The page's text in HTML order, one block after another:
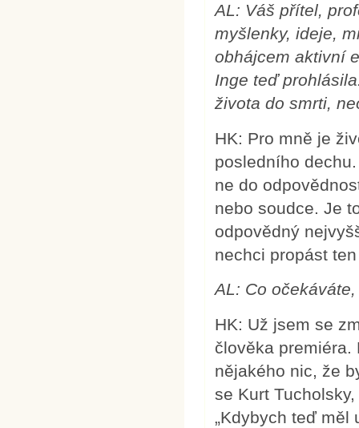
AL: Váš přítel,
myšlenky, ideje,
obhájcem aktivní
Inge teď
života do smrti,
HK: Pro mně je
posledního
ne do
nebo soudce. Je
odpovědný
nechci propást
AL: Co
HK: Už jsem se
člověka premiéra.
nějakého nic, že
se Kurt
„Kdybych teď měl